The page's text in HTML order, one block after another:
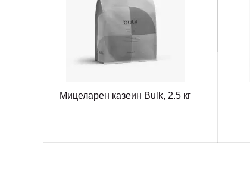
Мицеларен казеин Bulk, 2.5 кг